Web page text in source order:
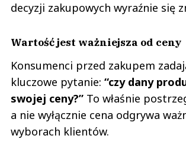
decyzji zakupowych wyraźnie się
Wartość jest ważniejsza od ceny
Konsumenci przed zakupem
kluczowe pytanie: “czy dany
swojej ceny?” To właśnie
a nie wyłącznie cena odgrywa
wyborach klientów.